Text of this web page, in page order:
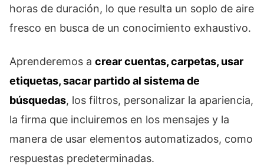
horas de duración, lo que resulta un soplo de aire
fresco en busca de un conocimiento exhaustivo.
Aprenderemos a crear cuentas, carpetas, usar
etiquetas, sacar partido al sistema de
búsquedas, los filtros, personalizar la apariencia,
la firma que incluiremos en los mensajes y la
manera de usar elementos automatizados, como
respuestas predeterminadas.